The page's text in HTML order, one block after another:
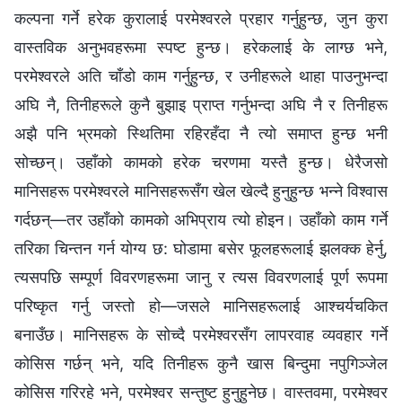
कल्पना गर्ने हरेक कुरालाई परमेश्‍वरले प्रहार गर्नुहुन्छ, जुन कुरा
वास्तविक अनुभवहरूमा स्पष्ट हुन्छ। हरेकलाई के लाग्छ भने,
परमेश्‍वरले अति चाँडो काम गर्नुहुन्छ, र उनीहरूले थाहा पाउनुभन्दा
अघि नै, तिनीहरूले कुनै बुझाइ प्राप्त गर्नुभन्दा अघि नै र तिनीहरू
अझै पनि भ्रमको स्थितिमा रहिरहँदा नै त्यो समाप्त हुन्छ भनी
सोच्छन्। उहाँको कामको हरेक चरणमा यस्तै हुन्छ। धेरैजसो
मानिसहरू परमेश्‍वरले मानिसहरूसँग खेल खेल्दै हुनुहुन्छ भन्‍ने विश्‍वास
गर्दछन्—तर उहाँको कामको अभिप्राय त्यो होइन। उहाँको काम गर्ने
तरिका चिन्तन गर्न योग्य छ: घोडामा बसेर फूलहरूलाई झलक्‍क हेर्नु,
त्यसपछि सम्पूर्ण विवरणहरूमा जानु र त्यस विवरणलाई पूर्ण रूपमा
परिष्कृत गर्नु जस्तो हो—जसले मानिसहरूलाई आश्चर्यचकित
बनाउँछ। मानिसहरू के सोच्दै परमेश्‍वरसँग लापरवाह व्यवहार गर्ने
कोसिस गर्छन् भने, यदि तिनीहरू कुनै खास बिन्दुमा नपुगिञ्जेल
कोसिस गरिरहे भने, परमेश्‍वर सन्तुष्ट हुनुहुनेछ। वास्तवमा, परमेश्‍वर